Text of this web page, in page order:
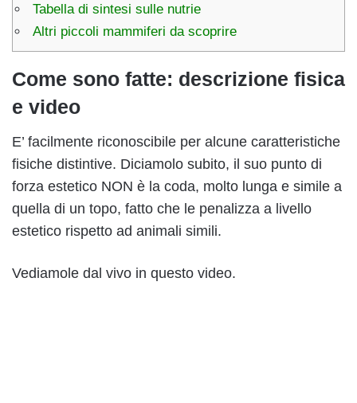
Tabella di sintesi sulle nutrie
Altri piccoli mammiferi da scoprire
Come sono fatte: descrizione fisica
e video
E’ facilmente riconoscibile per alcune caratteristiche
fisiche distintive. Diciamolo subito, il suo punto di
forza estetico NON è la coda, molto lunga e simile a
quella di un topo, fatto che le penalizza a livello
estetico rispetto ad animali simili.
Vediamole dal vivo in questo video.